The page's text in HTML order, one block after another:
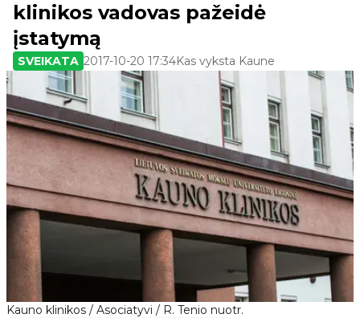
Kauno klinikos / Asociatyvi / R. Tenio nuotr.
klinikos vadovas pažeidė
įstatymą
SVEIKATA 2017-10-20 17:34Kas vyksta Kaune